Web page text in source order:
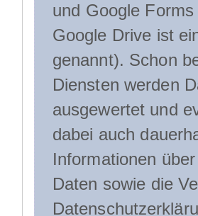
und Google
Google Drive ist
genannt). Schon
Diensten werden
ausgewertet und
dabei auch
Informationen
Daten sowie die